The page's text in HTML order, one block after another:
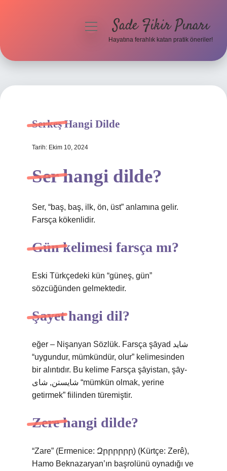
Hakkımızda
menüyüSade Fikir Pınarı
Hayatına ferahlık katan pratik öneriler!
Serkeş Hangi Dilde
Tarih: Ekim 10, 2024
Ser hangi dilde?
Ser, “baş, baş, ilk, ön, üst” anlamına gelir.
Farsça kökenlidir.
Gün kelimesi farsça mı?
Eski Türkçedeki kün “güneş, gün”
sözcüğünden gelmektedir.
Şayet hangi dil?
eğer – Nişanyan Sözlük. Farsça şāyad شاید
“uygundur, mümkündür, olur” kelimesinden
bir alıntıdır. Bu kelime Farsça şāyistan, şāy-
شایستن, شای “mümkün olmak, yerine
getirmek” fiilinden türemiştir.
Zere hangi dilde?
“Zare” (Ermenice: Զրրրրրր֥) (Kürtçe: Zerê),
Hamo Beknazaryan’ın başrolünü oynadığı ve